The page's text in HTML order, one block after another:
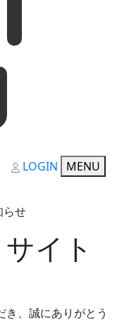
LOGIN
MENU
せ
イト
、誠にありがとう